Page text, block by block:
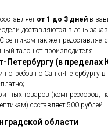
от 1 до 3 дней в
доставляются в день
септиком так же
талон от производителя.
Петербургу (в пределах
погребов по Санкт-Петербургу
товаров (компрессоров,
составляет 500 рублей.
области